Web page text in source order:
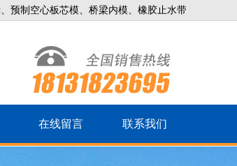
预制空心板芯模、桥梁内模、橡胶止水带
在线留言 联系我们
L型桥梁伸缩缝